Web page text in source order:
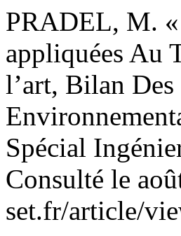
PRADEL, M.
appliquées Au
l’art, Bilan Des
Spécial
Consulté le
set.fr/article/